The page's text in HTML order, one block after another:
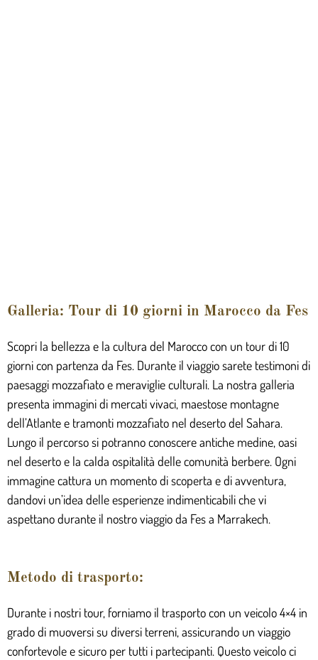
Galleria: Tour di 10 giorni in Marocco da Fes
Scopri la bellezza e la cultura del Marocco con un tour di 10
giorni con partenza da Fes. Durante il viaggio sarete testimoni di
paesaggi mozzafiato e meraviglie culturali. La nostra galleria
presenta immagini di mercati vivaci, maestose montagne
dell’Atlante e tramonti mozzafiato nel deserto del Sahara.
Lungo il percorso si potranno conoscere antiche medine, oasi
nel deserto e la calda ospitalità delle comunità berbere. Ogni
immagine cattura un momento di scoperta e di avventura,
dandovi un’idea delle esperienze indimenticabili che vi
aspettano durante il nostro viaggio da Fes a Marrakech.
Metodo di trasporto:
Durante i nostri tour, forniamo il trasporto con un veicolo 4×4 in
grado di muoversi su diversi terreni, assicurando un viaggio
confortevole e sicuro per tutti i partecipanti. Questo veicolo ci